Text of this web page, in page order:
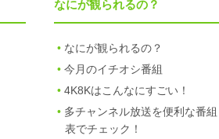
なにが観られるの？
なにが観られるの？
今月のイチオシ番組
4K8Kはこんなにすごい！
多チャンネル放送を便利な番組
表でチェック！